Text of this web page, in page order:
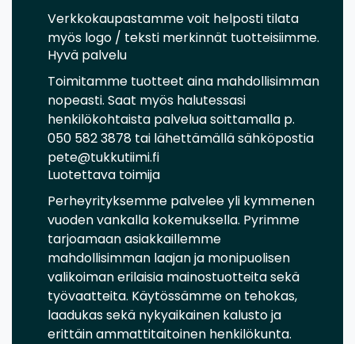
Verkkokaupastamme voit helposti tilata
myös logo / teksti merkinnät tuotteisiimme.
Hyvä palvelu
Toimitamme tuotteet aina mahdollisimman
nopeasti. Saat myös halutessasi
henkilökohtaista palvelua soittamalla p.
050 582 3878 tai lähettämällä sähköpostia
pete@tukkutiimi.fi
Luotettava toimija
Perheyrityksemme palvelee yli kymmenen
vuoden vankalla kokemuksella. Pyrimme
tarjoamaan asiakkaillemme
mahdollisimman laajan ja monipuolisen
valikoiman erilaisia mainostuotteita sekä
työvaatteita. Käytössämme on tehokas,
laadukas sekä nykyaikainen kalusto ja
erittäin ammattitaitoinen henkilökunta.